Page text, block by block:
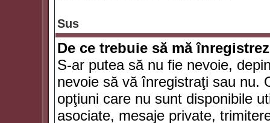
Sus
De ce trebuie să mă
S-ar putea să nu fie nevoie,
nevoie să vă înregistraţi sau nu.
opţiuni care nu sunt disponibile
asociate, mesaje private,